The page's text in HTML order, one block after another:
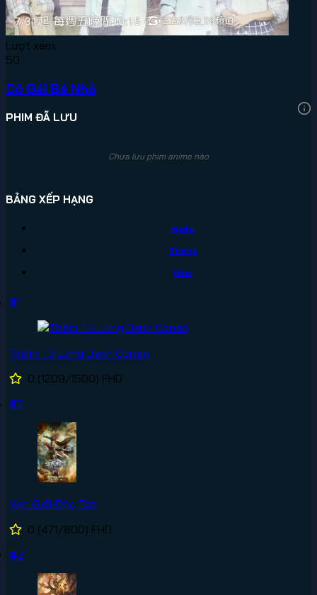
Lượt xem:
50
Cô Gái Bé Nhỏ
PHIM ĐÃ LƯU
Chưa lưu phim anime nào
BẢNG XẾP HẠNG
Ngày
Tháng
Năm
#1
Thám Tử Lừng Danh Conan
0 (1209/1500) FHD
#2
Vạn Giới Độc Tôn
0 (471/800) FHD
#3